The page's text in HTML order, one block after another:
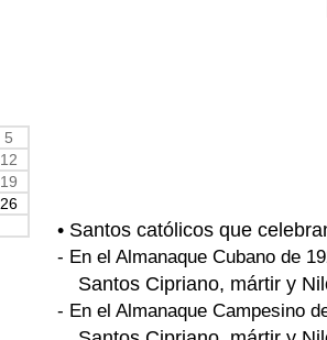
5
12
19
26
• Santos católicos que
- En el Almanaque Cubano de
Santos Cipriano, mártir y
- En el Almanaque Campesino